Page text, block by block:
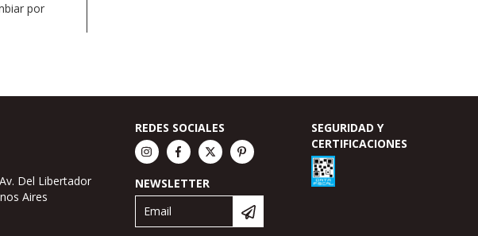
por
Del Libertador
Aires
REDES SOCIALES
NEWSLETTER
SEGURIDAD Y
CERTIFICACIONES